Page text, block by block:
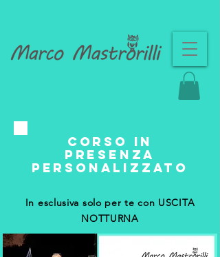
corso in
presenza
personalizzato
In esclusiva solo per te con USCITA
NOTTURNA